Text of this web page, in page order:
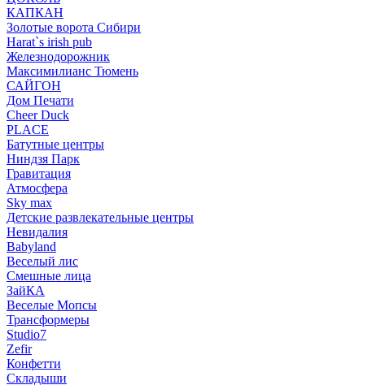
КАПКАН
Золотые ворота Сибири
Harat`s irish pub
Железнодорожник
Максимилианс Тюмень
САЙГОН
Дом Печати
Cheer Duck
PLACE
Батутные центры
Ниндзя Парк
Гравитация
Атмосфера
Sky max
Детские развлекательные центры
Невидалия
Babyland
Веселый лис
Смешные лица
ЗайКА
Веселые Мопсы
Трансформеры
Studio7
Zefir
Конфетти
Складыши